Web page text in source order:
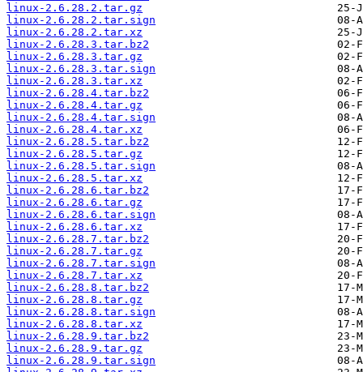
linux-2.6.28.2.tar.gz
linux-2.6.28.2.tar.sign
linux-2.6.28.2.tar.xz
linux-2.6.28.3.tar.bz2
linux-2.6.28.3.tar.gz
linux-2.6.28.3.tar.sign
linux-2.6.28.3.tar.xz
linux-2.6.28.4.tar.bz2
linux-2.6.28.4.tar.gz
linux-2.6.28.4.tar.sign
linux-2.6.28.4.tar.xz
linux-2.6.28.5.tar.bz2
linux-2.6.28.5.tar.gz
linux-2.6.28.5.tar.sign
linux-2.6.28.5.tar.xz
linux-2.6.28.6.tar.bz2
linux-2.6.28.6.tar.gz
linux-2.6.28.6.tar.sign
linux-2.6.28.6.tar.xz
linux-2.6.28.7.tar.bz2
linux-2.6.28.7.tar.gz
linux-2.6.28.7.tar.sign
linux-2.6.28.7.tar.xz
linux-2.6.28.8.tar.bz2
linux-2.6.28.8.tar.gz
linux-2.6.28.8.tar.sign
linux-2.6.28.8.tar.xz
linux-2.6.28.9.tar.bz2
linux-2.6.28.9.tar.gz
linux-2.6.28.9.tar.sign